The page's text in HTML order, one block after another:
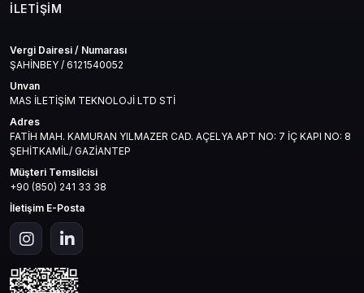
İLETIŞIM
Vergi Dairesi / Numarası
ŞAHİNBEY / 6121540052
Unvan
MAS İLETİŞİM TEKNOLOJİ LTD STİ
Adres
FATİH MAH. KAMURAN YILMAZER CAD. AÇELYA APT NO: 7 İÇ KAPI NO: 8
ŞEHİTKAMİL/ GAZİANTEP
Müşteri Temsilcisi
+90 (850) 241 33 38
İletişim E-Posta